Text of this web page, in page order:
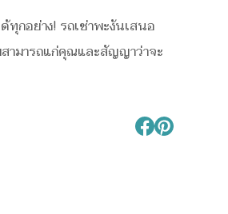
กอย่าง! รถเช่าพะงันเสนอ
ามารถแก่คุณและสัญญาว่าจะ